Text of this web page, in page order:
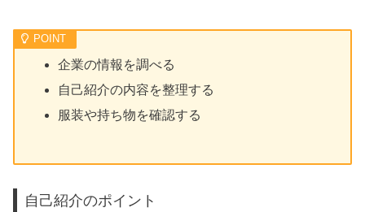
企業の情報を調べる
自己紹介の内容を整理する
服装や持ち物を確認する
自己紹介のポイント